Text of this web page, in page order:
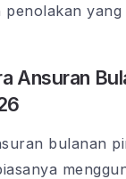
penolakan yang
Ansuran
bulanan